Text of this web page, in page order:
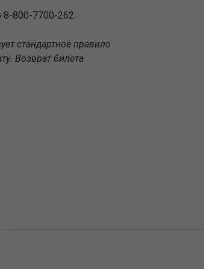
8-800-7700-262.
стандартное правило
Возврат билета